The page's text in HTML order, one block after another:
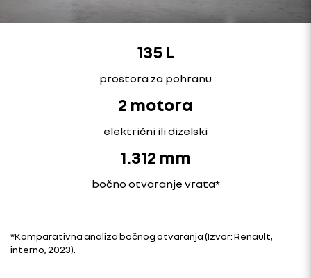
135 L
prostora za pohranu
2 motora
električni ili dizelski
1.312 mm
bočno otvaranje vrata*
*Komparativna analiza bočnog otvaranja (Izvor: Renault,
interno, 2023).